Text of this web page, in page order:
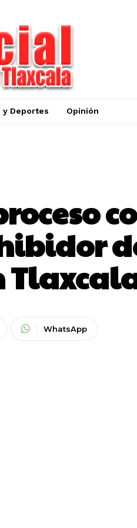
y Deportes Opinión
WhatsApp